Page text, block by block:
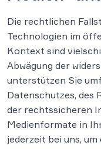
Die rechtlichen
Technologien im
Kontext sind
Abwägung der
unterstützen Sie
Datenschutzes, des
der rechtssicheren
Medienformate in
jederzeit bei uns,